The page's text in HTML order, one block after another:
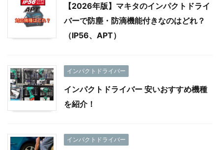
【2026年版】マキタのインパクトドライ
バーで防塵・防滴機能付きなのはどれ？
（IP56、APT）
インパクトドライバー
インパクトドライバー 安いおすすめ機種
を紹介！
インパクトドライバー